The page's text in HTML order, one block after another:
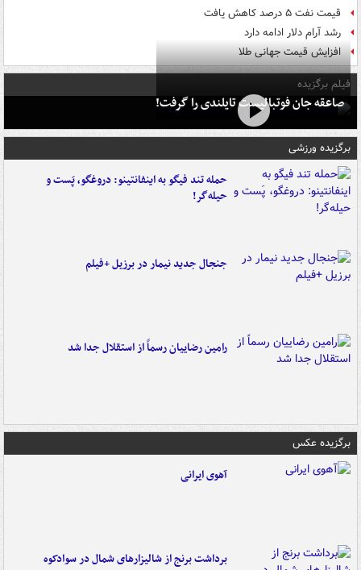
قیمت نفت ۵ درصد کاهش یافت
رشد آرام دلار ادامه دارد
افزایش قیمت جهانی طلا
فیلم برگزیده
صاعقه جان فوتبالیست تایلندی را گرفت!
برگزیده ورزشی
حمله تند فیگو به اینفانتینو: دروغگو، پَست‌ و
حیله‌گر!
جنجال جدید نیمار در برزیل +فیلم
رامین رضاییان رسماً از استقلال جدا شد
برگزیده عکس
آهوی ایرانی
برداشت برنج از شالیزارهای شمال در سوادکوه